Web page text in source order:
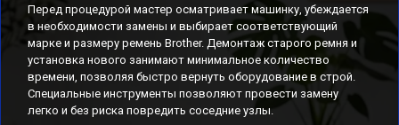
Перед процедурой мастер осматривает машинку, убеждается
в необходимости замены и выбирает соответствующий
марке и размеру ремень Brother. Демонтаж старого ремня и
установка нового занимают минимальное количество
времени, позволяя быстро вернуть оборудование в строй.
Специальные инструменты позволяют провести замену
легко и без риска повредить соседние узлы.